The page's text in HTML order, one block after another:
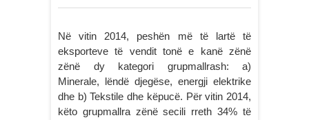
Në vitin 2014, peshën më të lartë të
eksporteve të vendit tonë e kanë zënë
zënë dy kategori grupmallrash: a)
Minerale, lëndë djegëse, energji elektrike
dhe b) Tekstile dhe këpucë. Për vitin 2014,
këto grupmallra zënë secili rreth 34% të